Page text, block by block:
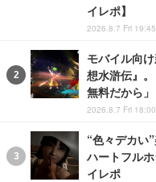
イレポ】
2026.8.7 Fri 19:45
モバイル向
想水滸伝』
無料だから
2026.8.7 Fri 18:00
“色々デカい
ハートフル
イレポ